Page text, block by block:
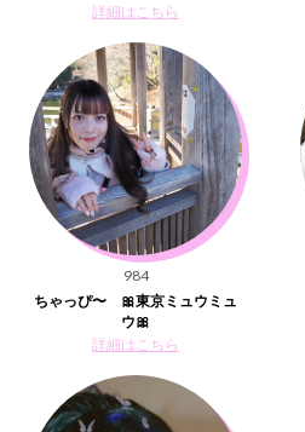
詳細はこちら
984
ちゃっぴ〜 🎀東京ミュウミュ
ウ🎀
詳細はこちら